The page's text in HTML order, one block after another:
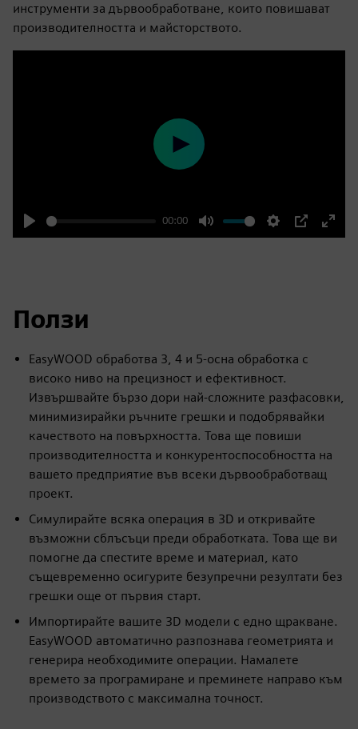
инструменти за дървообработване, които повишават
производителността и майсторството.
Play
00:00
Mute Settings
PIP
Enter
Play
Ползи
EasyWOOD обработва 3, 4 и 5-осна обработка с
високо ниво на прецизност и ефективност.
Извършвайте бързо дори най-сложните разфасовки,
минимизирайки ръчните грешки и подобрявайки
качеството на повърхността. Това ще повиши
производителността и конкурентоспособността на
вашето предприятие във всеки дървообработващ
проект.
Симулирайте всяка операция в 3D и откривайте
възможни сблъсъци преди обработката. Това ще ви
помогне да спестите време и материал, като
същевременно осигурите безупречни резултати без
грешки още от първия старт.
Импортирайте вашите 3D модели с едно щракване.
EasyWOOD автоматично разпознава геометрията и
генерира необходимите операции. Намалете
времето за програмиране и преминете направо към
производството с максимална точност.